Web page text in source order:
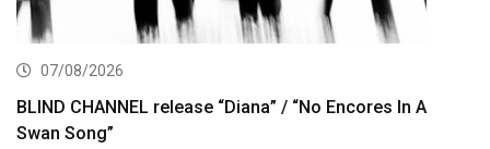
07/08/2026
BLIND CHANNEL release “Diana” / “No Encores In A
Swan Song”